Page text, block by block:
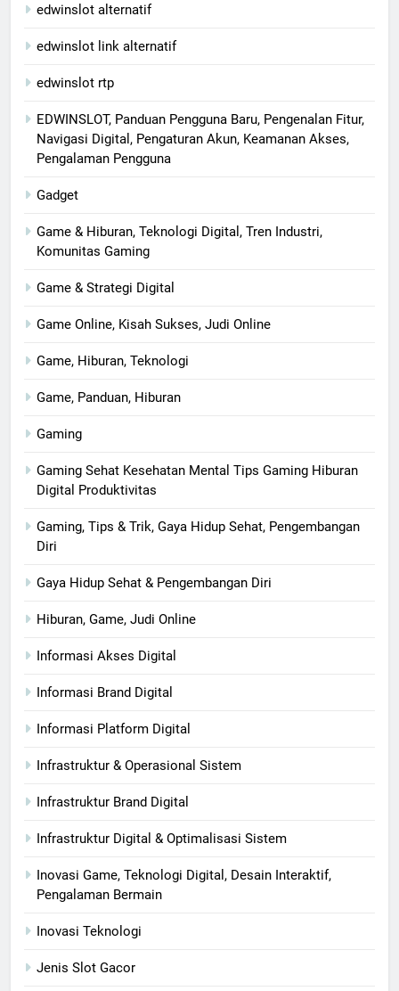
edwinslot alternatif
edwinslot link alternatif
edwinslot rtp
EDWINSLOT, Panduan Pengguna Baru, Pengenalan Fitur,
Navigasi Digital, Pengaturan Akun, Keamanan Akses,
Pengalaman Pengguna
Gadget
Game & Hiburan, Teknologi Digital, Tren Industri,
Komunitas Gaming
Game & Strategi Digital
Game Online, Kisah Sukses, Judi Online
Game, Hiburan, Teknologi
Game, Panduan, Hiburan
Gaming
Gaming Sehat Kesehatan Mental Tips Gaming Hiburan
Digital Produktivitas
Gaming, Tips & Trik, Gaya Hidup Sehat, Pengembangan
Diri
Gaya Hidup Sehat & Pengembangan Diri
Hiburan, Game, Judi Online
Informasi Akses Digital
Informasi Brand Digital
Informasi Platform Digital
Infrastruktur & Operasional Sistem
Infrastruktur Brand Digital
Infrastruktur Digital & Optimalisasi Sistem
Inovasi Game, Teknologi Digital, Desain Interaktif,
Pengalaman Bermain
Inovasi Teknologi
Jenis Slot Gacor